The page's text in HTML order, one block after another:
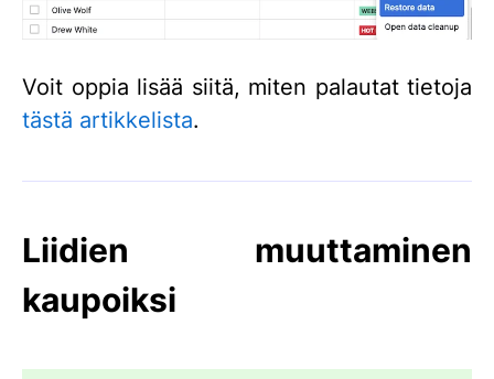
Voit oppia lisää siitä, miten palautat tietoja
tästä artikkelista.
Liidien muuttaminen
kaupoiksi